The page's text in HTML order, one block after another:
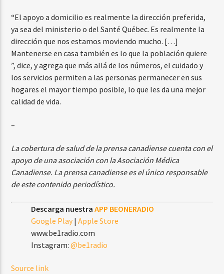
“El apoyo a domicilio es realmente la dirección preferida,
ya sea del ministerio o del Santé Québec. Es realmente la
dirección que nos estamos moviendo mucho. […]
Mantenerse en casa también es lo que la población quiere
”, dice, y agrega que más allá de los números, el cuidado y
los servicios permiten a las personas permanecer en sus
hogares el mayor tiempo posible, lo que les da una mejor
calidad de vida.
–
La cobertura de salud de la prensa canadiense cuenta con el
apoyo de una asociación con la Asociación Médica
Canadiense. La prensa canadiense es el único responsable
de este contenido periodístico.
Descarga nuestraAPP BEONERADIO
Google Play |Apple Store
www.be1radio.com
Instagram:@be1radio
Source link